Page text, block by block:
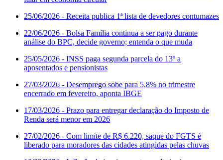
25/06/2026 - Receita publica 1ª lista de devedores contumazes
22/06/2026 - Bolsa Família continua a ser pago durante
análise do BPC, decide governo; entenda o que muda
25/05/2026 - INSS paga segunda parcela do 13º a
aposentados e pensionistas
27/03/2026 - Desemprego sobe para 5,8% no trimestre
encerrado em fevereiro, aponta IBGE
17/03/2026 - Prazo para entregar declaração do Imposto de
Renda será menor em 2026
27/02/2026 - Com limite de R$ 6.220, saque do FGTS é
liberado para moradores das cidades atingidas pelas chuvas